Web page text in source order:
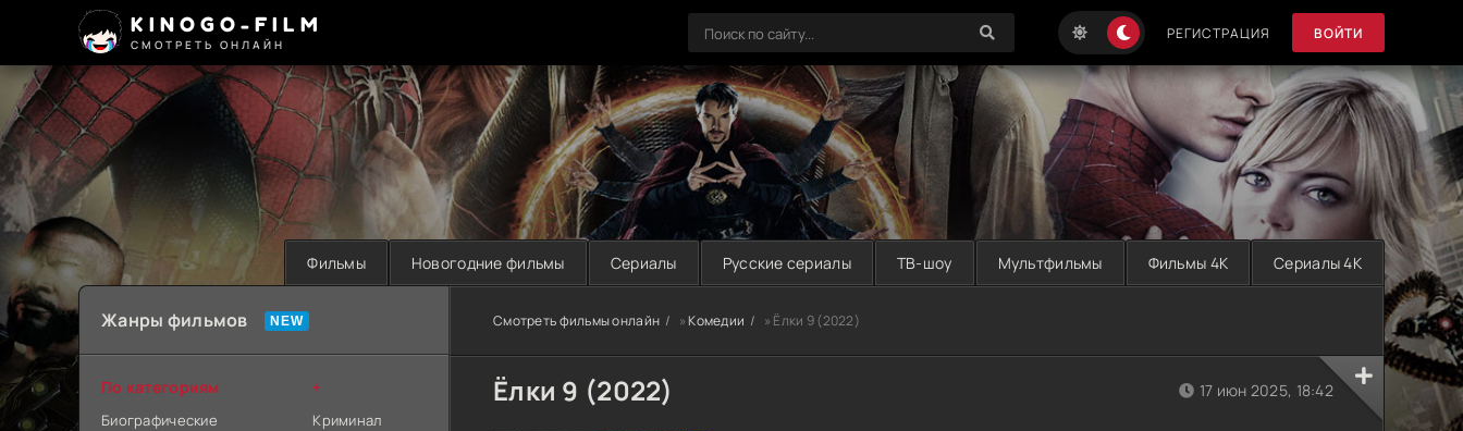
KINOGO-FILM
СМОТРЕТЬ ОНЛАЙН
РЕГИСТРАЦИЯ ВОЙТИ
Фильмы Новогодние фильмы Сериалы Русские сериалы ТВ-шоу Мультфильмы Фильмы 4K Сериалы 4K
Смотреть фильмы онлайн »Комедии » Ёлки 9 (2022)
Ёлки 9 (2022) 17 июн 2025, 18:42
Жанры фильмов
По категориям
Биографические
+
Криминал